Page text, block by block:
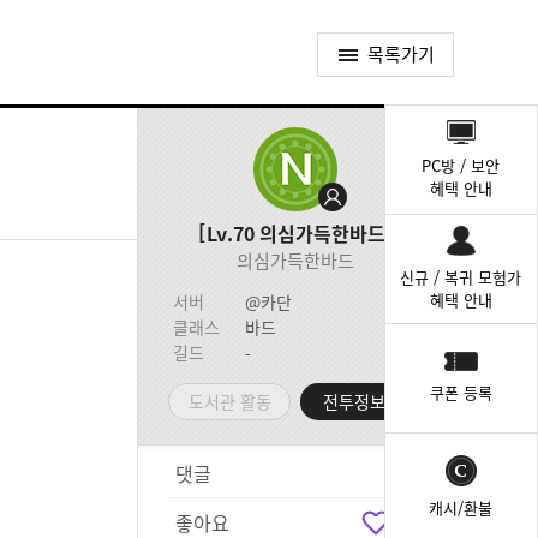
목록가기
Lv.70의심가득한바드
의심가득한바드
서버
@카단
클래스
바드
길드
-
도서관 활동 전투정보실
댓글
좋아요
PC방 / 보안
혜택 안내
신규 / 복귀 모험가
혜택 안내
쿠폰 등록
캐시/환불